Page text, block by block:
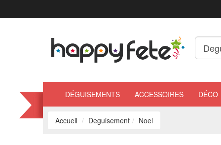
DÉGUISEMENTS ACCESSOIRES DÉCO
Accueil Deguisement Noel